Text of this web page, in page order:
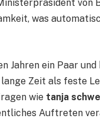
von
was
Jahren ein Paar
Zeit als feste
wie tanja
Auftreten